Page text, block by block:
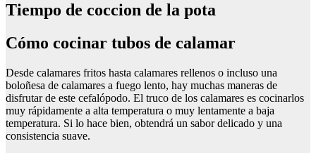
Tiempo de coccion de la pota
Cómo cocinar tubos de calamar
Desde calamares fritos hasta calamares rellenos o incluso una
boloñesa de calamares a fuego lento, hay muchas maneras de
disfrutar de este cefalópodo. El truco de los calamares es cocinarlos
muy rápidamente a alta temperatura o muy lentamente a baja
temperatura. Si lo hace bien, obtendrá un sabor delicado y una
consistencia suave.